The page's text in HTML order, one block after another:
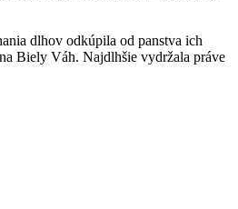
dlhov odkúpila od panstva ich
Biely Váh. Najdlhšie vydržala práve